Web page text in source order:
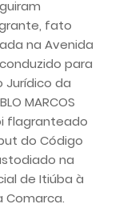
fato
na Avenida
para
Jurídico da
MARCOS
flagranteado
do Código
na
de Itiúba à
Comarca.